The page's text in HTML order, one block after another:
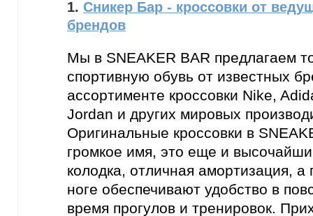
1. Сникер Бар - кроссовки от
брендов
Мы в SNEAKER BAR предлагаем
спортивную обувь от известных
ассортименте кроссовки Nike,
Jordan и других мировых
Оригинальные кроссовки в
громкое имя, это еще и
колодка, отличная амортизация, а
ноге обеспечивают удобство в
время прогулов и тренировок.